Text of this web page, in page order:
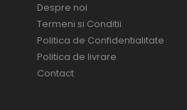
Despre noi
Termeni si Conditii
Politica de Confidentialitate
Politica de livrare
Contact